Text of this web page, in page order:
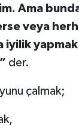
Ama
veya
yapmak
der.
çalmak;